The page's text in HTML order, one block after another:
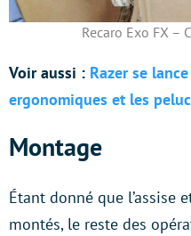
Recaro Exo FX –
Voir aussi : Razer se
ergonomiques et les
Montage
Étant donné que l’assise
montés, le reste des